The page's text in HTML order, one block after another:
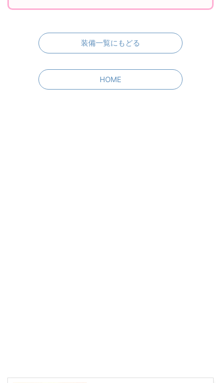
装備一覧にもどる
HOME